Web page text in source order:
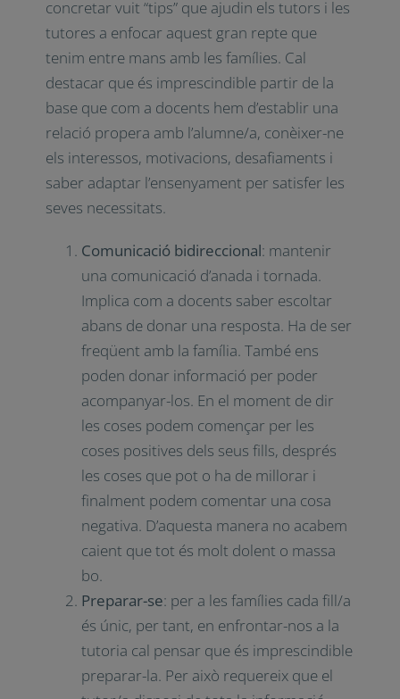
En aquesta línia hem pogut analitzar
diferents autors: Bofarull (2015), Rossy
(2020), Fernández (2010), Bisquerra (2012),
Fernández (2010),González(2011)
juntament amb la LOMLOE per poder
concretar vuit “tips” que ajudin els tutors i
les tutores a enfocar aquest gran repte que
tenim entre mans amb les famílies. Cal
destacar que és imprescindible partir de la
base que com a docents hem d’establir una
relació propera amb l’alumne/a, conèixer-ne
els interessos, motivacions, desafiaments i
saber adaptar l’ensenyament per satisfer
les seves necessitats.
Comunicació bidireccional: mantenir
una comunicació d’anada i tornada.
Implica com a docents saber escoltar
abans de donar una resposta. Ha de
ser freqüent amb la família. També ens
poden donar informació per poder
acompanyar-los. En el moment de dir
les coses podem començar per les
coses positives dels seus fills, després
les coses que pot o ha de millorar i
finalment podem comentar una cosa
negativa. D’aquesta manera no
acabem caient que tot és molt dolent